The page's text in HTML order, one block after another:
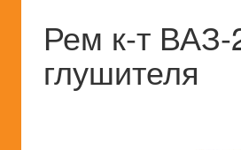
Рем к-т ВАЗ-
глушителя